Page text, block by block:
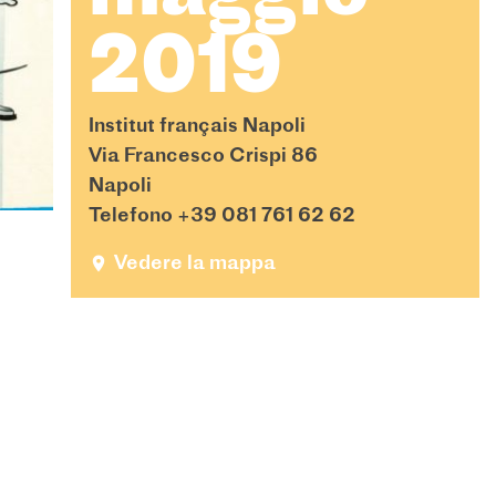
2019
Institut français Napoli
Via Francesco Crispi 86
Napoli
Telefono +39 081 761 62 62
Vedere la mappa